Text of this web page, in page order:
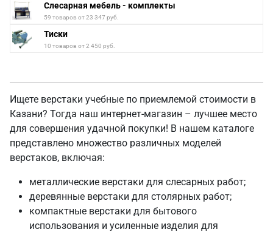
Слесарная мебель - комплекты
59 товаров от 23 347 руб.
Тиски
10 товаров от 2 450 руб.
Ищете верстаки учебные по приемлемой стоимости в
Казани? Тогда наш интернет-магазин – лучшее место
для совершения удачной покупки! В нашем каталоге
представлено множество различных моделей
верстаков, включая:
металлические верстаки для слесарных работ;
деревянные верстаки для столярных работ;
компактные верстаки для бытового
использования и усиленные изделия для